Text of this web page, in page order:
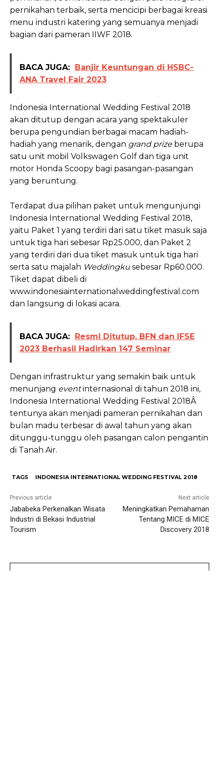
pernikahan terbaik, serta mencicipi berbagai kreasi
menu industri katering yang semuanya menjadi
bagian dari pameran IIWF 2018.
BACA JUGA: Banjir Keuntungan di HSBC-
ANA Travel Fair 2023
Indonesia International Wedding Festival 2018
akan ditutup dengan acara yang spektakuler
berupa pengundian berbagai macam hadiah-
hadiah yang menarik, dengan grand prizeberupa
satu unit mobil Volkswagen Golf dan tiga unit
motor Honda Scoopy bagi pasangan-pasangan
yang beruntung.
Terdapat dua pilihan paket untuk mengunjungi
Indonesia International Wedding Festival 2018,
yaitu Paket 1 yang terdiri dari satu tiket masuk saja
untuk tiga hari sebesar Rp25.000, dan Paket 2
yang terdiri dari dua tiket masuk untuk tiga hari
serta satu majalah Weddingku sebesar Rp60.000.
Tiket dapat dibeli di
www.indonesiainternationalweddingfestival.com
dan langsung di lokasi acara.
BACA JUGA: Resmi Ditutup, BFN dan IFSE
2023 Berhasil Hadirkan 147 Seminar
Dengan infrastruktur yang semakin baik untuk
menunjang eventinternasional di tahun 2018 ini,
Indonesia International Wedding Festival 2018Â
tentunya akan menjadi pameran pernikahan dan
bulan madu terbesar di awal tahun yang akan
ditunggu-tunggu oleh pasangan calon pengantin
di Tanah Air.
TAGS INDONESIA INTERNATIONAL WEDDING FESTIVAL 2018
Previous article
Jababeka Perkenalkan Wisata
Industri di Bekasi Industrial
Tourism
Next article
Meningkatkan Pemahaman
Tentang MICE di MICE
Discovery 2018